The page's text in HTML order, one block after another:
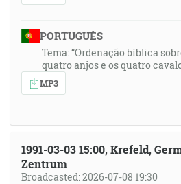
PORTUGUÊS
Tema: “Ordenação bíblica
quatro anjos e os quatro
MP3
1991-03-03 15:00, Krefeld,
Zentrum
Broadcasted: 2026-07-08 19:30